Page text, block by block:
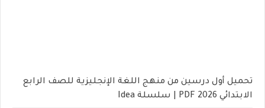
تحميل أول درسين من منهج اللغة الإنجليزية للصف الرابع
الابتدائي 2026 PDF | سلسلة Idea